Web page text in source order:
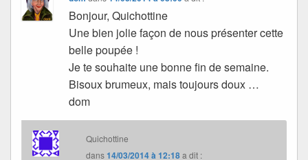
Bonjour, Quichottine
Une bien jolie façon de nous présenter cette
belle poupée !
Je te souhaite une bonne fin de semaine.
Bisoux brumeux, mais toujours doux …
dom
Quichottine
dans14/03/2014 à 12:18a dit :